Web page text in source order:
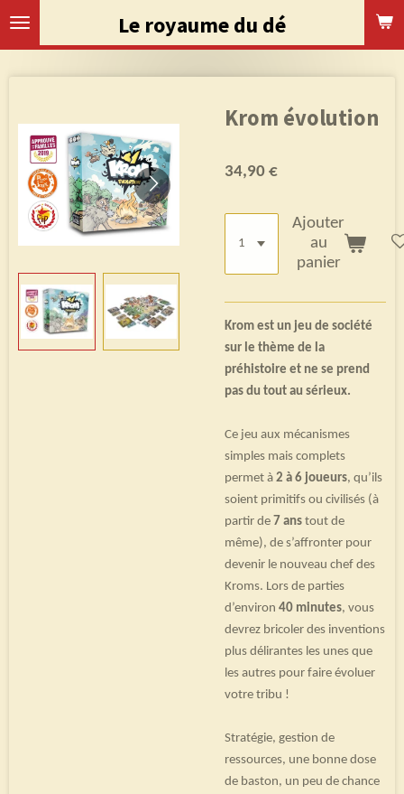
Passer
Le royaume du dé
Krom évolution
34,90 €
Ajouter
au
panier
Krom est un jeu de société
sur le thème de la
préhistoire et ne se prend
pas du tout au sérieux.
Ce jeu aux mécanismes
simples mais complets
permet à 2 à 6 joueurs, qu’ils
soient primitifs ou civilisés (à
partir de 7 ans tout de
même), de s’affronter pour
devenir le nouveau chef des
Kroms. Lors de parties
d’environ 40 minutes, vous
devrez bricoler des inventions
plus délirantes les unes que
les autres pour faire évoluer
votre tribu !
Stratégie, gestion de
ressources, une bonne dose
de baston, un peu de chance